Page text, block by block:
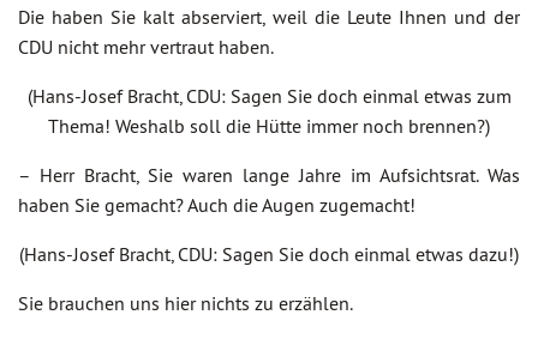
Die haben Sie kalt abserviert, weil die Leute Ihnen und der
CDU nicht mehr vertraut haben.
(Hans-Josef Bracht, CDU: Sagen Sie doch einmal etwas zum
Thema! Weshalb soll die Hütte immer noch brennen?)
– Herr Bracht, Sie waren lange Jahre im Aufsichtsrat. Was
haben Sie gemacht? Auch die Augen zugemacht!
(Hans-Josef Bracht, CDU: Sagen Sie doch einmal etwas dazu!)
Sie brauchen uns hier nichts zu erzählen.